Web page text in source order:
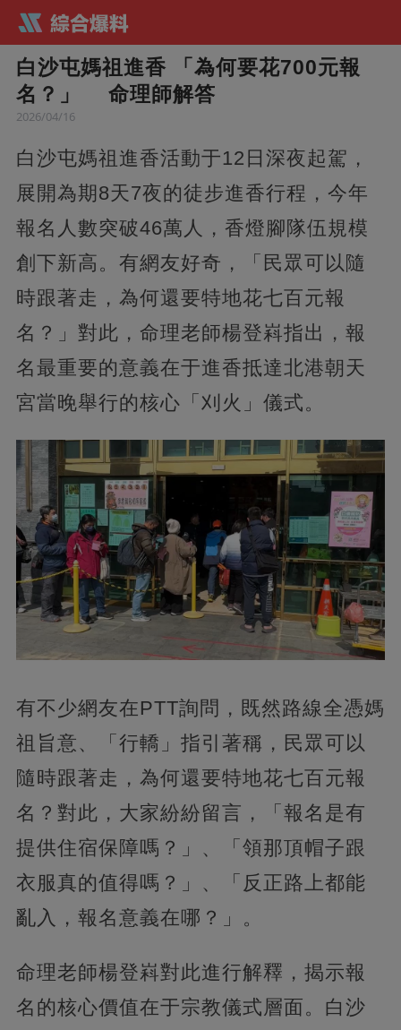
白沙屯媽祖進香 「為何要花700元報
名？」 命理師解答
2026/04/16
白沙屯媽祖進香活動于12日深夜起駕，
展開為期8天7夜的徒步進香行程，今年
報名人數突破46萬人，香燈腳隊伍規模
創下新高。有網友好奇，「民眾可以隨
時跟著走，為何還要特地花七百元報
名？」對此，命理老師楊登嵙指出，報
名最重要的意義在于進香抵達北港朝天
宮當晚舉行的核心「刈火」儀式。
有不少網友在PTT詢問，既然路線全憑媽
祖旨意、「行轎」指引著稱，民眾可以
隨時跟著走，為何還要特地花七百元報
名？對此，大家紛紛留言，「報名是有
提供住宿保障嗎？」、「領那頂帽子跟
衣服真的值得嗎？」、「反正路上都能
亂入，報名意義在哪？」。
命理老師楊登嵙對此進行解釋，揭示報
名的核心價值在于宗教儀式層面。白沙